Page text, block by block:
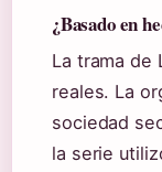
¿Basado en
La trama de
reales. La
sociedad
la serie